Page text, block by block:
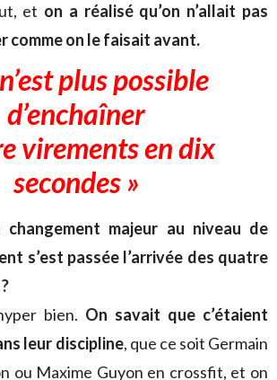
et on a réalisé qu’on n’allait pas
comme on le faisait avant.
plus possible
d’enchaîner
virements en dix
secondes »
majeur au niveau de
s’est passée l’arrivée des quatre
bien. On savait que c’étaient
leur discipline, que ce soit Germain
ou Maxime Guyon en crossfit, et on